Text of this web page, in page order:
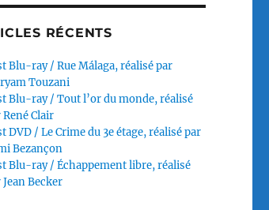
RÉCENTS
Blu-ray / Rue Málaga, réalisé par
Touzani
Blu-ray / Tout l’or du monde, réalisé
René Clair
DVD / Le Crime du 3e étage, réalisé par
Bezançon
Blu-ray / Échappement libre, réalisé
Jean Becker